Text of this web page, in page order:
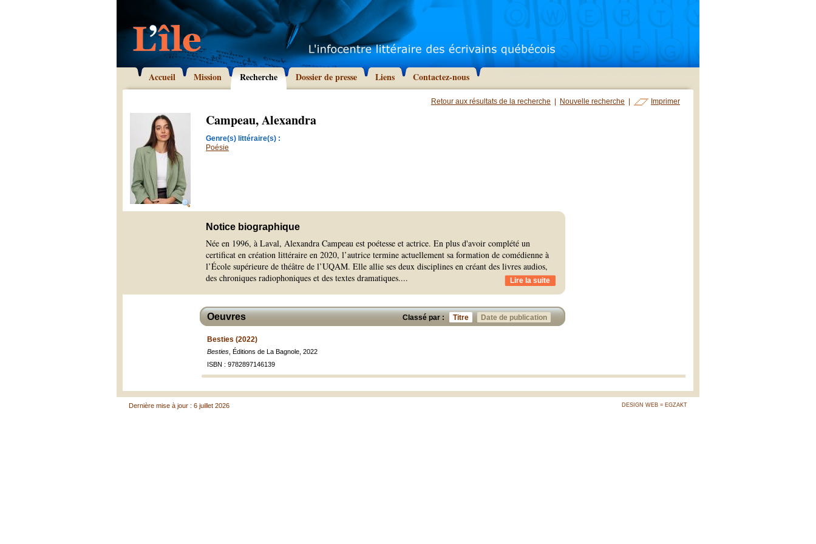
Accueil Mission Recherche Dossier de presse Liens Contactez-nous
Retour aux résultats de la recherche Nouvelle recherche Imprimer
Campeau, Alexandra
Genre(s) littéraire(s) :
Poésie
Notice biographique
Née en 1996, à Laval, Alexandra Campeau est poétesse et actrice. En plus d'avoir complété un
certificat en création littéraire en 2020, l’autrice termine actuellement sa formation de comédienne à
l’École supérieure de théâtre de l’UQAM. Elle allie ses deux disciplines en créant des livres audios,
des chroniques radiophoniques et des textes dramatiques.... Lire la suite
Classé par : Titre Date de publication
Oeuvres
Besties (2022)
Besties , Éditions de La Bagnole, 2022
ISBN : 9782897146139
DESIGN WEB = EGZAKT
Dernière mise à jour : 6 juillet 2026